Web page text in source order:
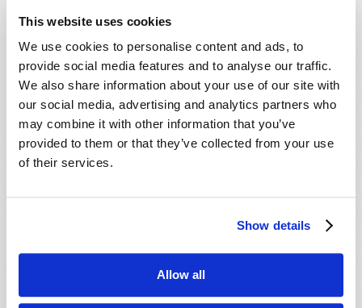
This website uses cookies
We use cookies to personalise content and ads, to
provide social media features and to analyse our traffic.
We also share information about your use of our site with
our social media, advertising and analytics partners who
may combine it with other information that you’ve
provided to them or that they’ve collected from your use
of their services.
Show details
Allow all